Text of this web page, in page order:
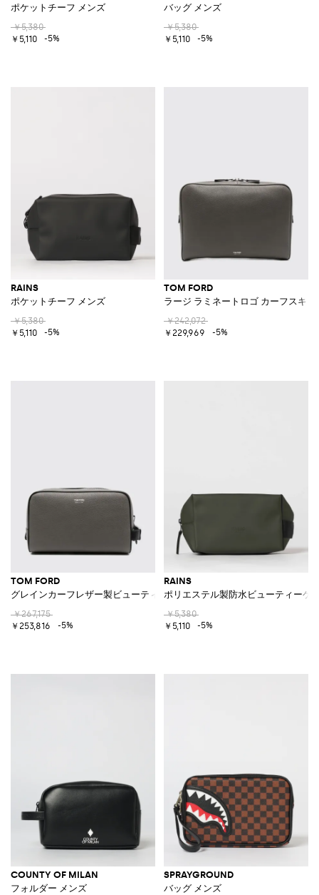
ポケットチーフ メンズ
￥5,380
￥5,110
-5%
バッグ メンズ
￥5,380
￥5,110
-5%
RAINS
ポケットチーフ メンズ
￥5,380
￥5,110
-5%
TOM FORD
ラージ ラミネートロゴ カーフスキ
￥242,072
￥229,969
-5%
TOM FORD
グレインカーフレザー製ビューティーケース ロゴとサイドハンドル付き
￥267,175
￥253,816
-5%
RAINS
ポリエステル製防水ビューティーケ
￥5,380
￥5,110
-5%
COUNTY OF MILAN
フォルダー メンズ
SPRAYGROUND
バッグ メンズ